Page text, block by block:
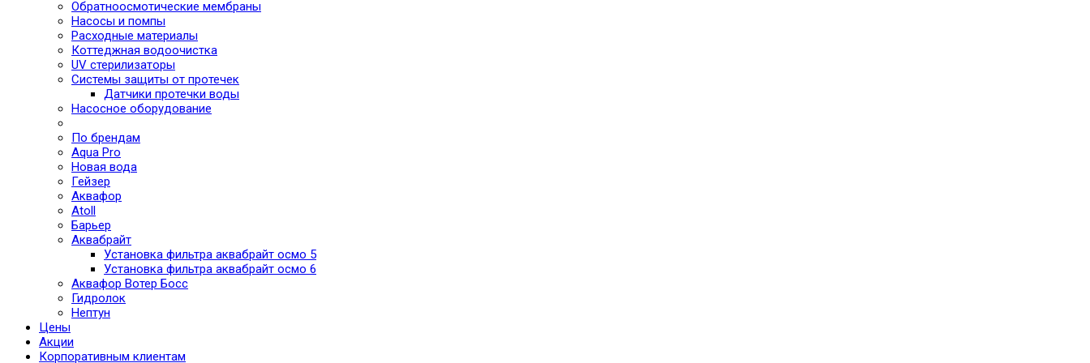
Обратноосмотические мембраны
Насосы и помпы
Расходные материалы
Коттеджная водоочистка
UV стерилизаторы
Системы защиты от протечек
Датчики протечки воды
Насосное оборудование
По брендам
Aqua Pro
Новая вода
Гейзер
Аквафор
Atoll
Барьер
Аквабрайт
Установка фильтра аквабрайт осмо 5
Установка фильтра аквабрайт осмо 6
Аквафор Вотер Босс
Гидролок
Нептун
Цены
Акции
Корпоративным клиентам